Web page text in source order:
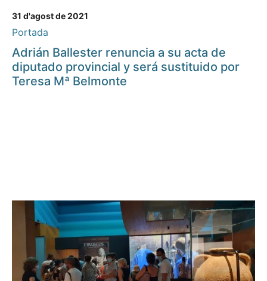
31 d'agost de 2021
Portada
Adrián Ballester renuncia a su acta de
diputado provincial y será sustituido por
Teresa Mª Belmonte